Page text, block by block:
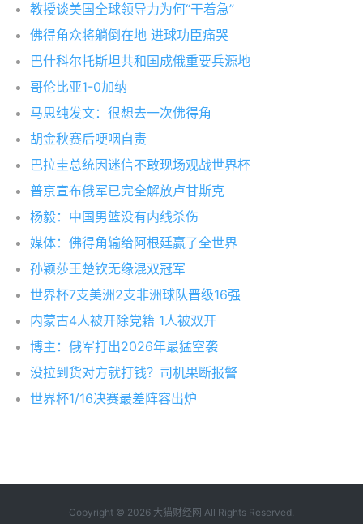
教授谈美国全球领导力为何“干着急”
佛得角众将躺倒在地 进球功臣痛哭
巴什科尔托斯坦共和国成俄重要兵源地
哥伦比亚1-0加纳
马思纯发文：很想去一次佛得角
胡金秋赛后哽咽自责
巴拉圭总统因迷信不敢现场观战世界杯
普京宣布俄军已完全解放卢甘斯克
杨毅：中国男篮没有内线杀伤
媒体：佛得角输给阿根廷赢了全世界
孙颖莎王楚钦无缘混双冠军
世界杯7支美洲2支非洲球队晋级16强
内蒙古4人被开除党籍 1人被双开
博主：俄军打出2026年最猛空袭
没拉到货对方就打钱？司机果断报警
世界杯1/16决赛最差阵容出炉
Copyright © 2026 大猫财经网 All Rights Reserved.